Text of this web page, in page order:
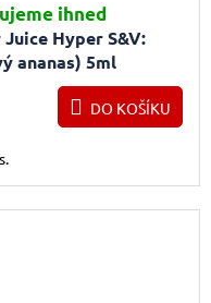
Hyper S&V:
ananas) 5ml
ihned
DO KOŠÍKU